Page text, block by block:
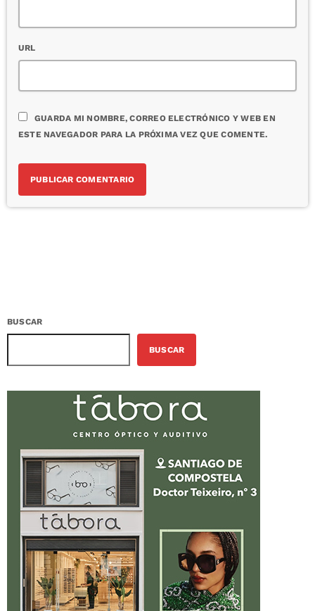
URL
GUARDA MI NOMBRE, CORREO ELECTRÓNICO Y WEB EN
ESTE NAVEGADOR PARA LA PRÓXIMA VEZ QUE COMENTE.
BUSCAR
BUSCAR